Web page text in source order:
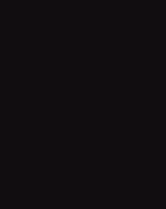
и
выбрать
вопросы.
ваши